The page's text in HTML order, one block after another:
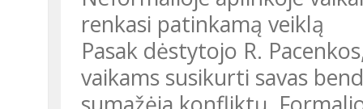
renkasi patinkamą veiklą
Pasak dėstytojo R.
vaikams susikurti savas